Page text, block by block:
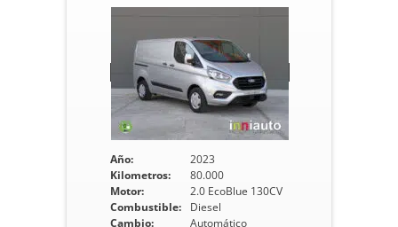
Año:
2023
Kilometros:
80.000
Motor:
2.0 EcoBlue 130CV
Combustible:
Diesel
Cambio:
Automático